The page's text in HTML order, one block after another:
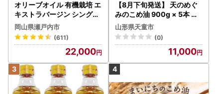
オリーブオイル 有機栽培 エ
キストラバージン シングル
2本 オリーブオイル
岡山県瀬戸内市
(611)
22,000
【8月下旬発送】 天のめぐ
みのこめ油 900g × 5本 米
油
山形県天童市
(0)
11,000